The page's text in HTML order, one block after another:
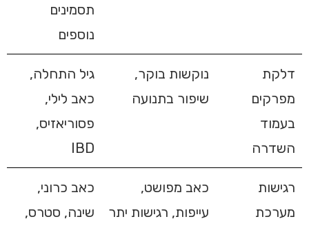
תסמינים
נוספים
דלקת
מפרקים
בעמוד
השדרה
נוקשות בוקר,
שיפור בתנועה
גיל התחלה,
כאב לילי,
פסוריאזיס,
IBD
רגישות
מערכת
כאב מפושט,
עייפות, רגישות יתר
כאב כרוני,
שינה, סטרס,